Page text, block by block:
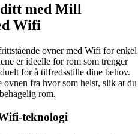
med Mill
Wifi
ovner med Wifi for enkel
er ideelle for rom som trenger
for å tilfredsstille dine behov.
fra hvor som helst, slik at du
rom.
teknologi